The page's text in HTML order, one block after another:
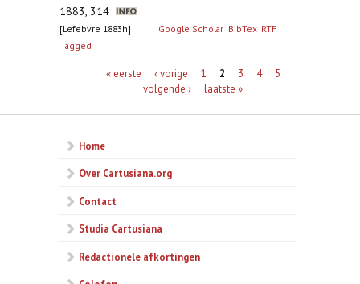
1883, 314
[Lefebvre 1883h] Google Scholar BibTex RTF
Tagged
Pagina's« eerste ‹ vorige 1 2 3 4
5
volgende ›
laatste »
Home
Over Cartusiana.org
Contact
Studia Cartusiana
Redactionele afkortingen